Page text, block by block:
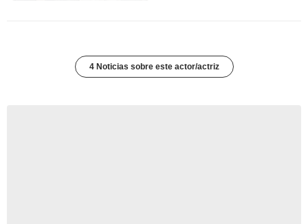
4 Noticias sobre este actor/actriz